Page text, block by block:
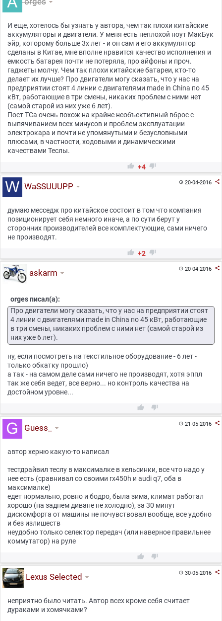
И еще, хотелось бы узнать у автора, чем так плохи китайские
аккумуляторы и двигатели. У меня есть неплохой ноут МакБук
эйр, которому больше 3х лет - и он сам и его аккумулятор
сделаны в Китае, мне вполне нравится качество исполнения и
емкость батарея почти не потеряла, про айфоны и проч.
гаджеты молчу. Чем так плохи китайские батареи, кто-то
делает их лучше? Про двигатели могу сказать, что у нас на
предприятии стоят 4 линии с двигателями made in China по 45
кВт, работающие в три смены, никаких проблем с ними нет
(самой старой из них уже 6 лет).
Пост ТСа очень похож на крайне необъективный вброс с
выпячиванием всех минусов и проблем эксплуатации
электрокара и почти не упомянутыми и безусловными
плюсами, в частности, ходовыми и динамическими
качествами Теслы.
 +4 
20-04-2016 
WaSSUUUPP
думаю месседж про китайское состоит в том что компания
позиционирует себя немного иначе, а по сути берут у
сторонних производителей все комплектующие, сами ничего
не производят.
 +2 
20-04-2016 
askarm
orges писал(а):
Про двигатели могу сказать, что у нас на предприятии стоят
4 линии с двигателями made in China по 45 кВт, работающие
в три смены, никаких проблем с ними нет (самой старой из
них уже 6 лет).
ну, если посмотреть на текстильное оборудование - 6 лет -
только обкатку прошло)
а так - на самом деле сами ничего не производят, хотя эппл
так же себя ведет, все верно... но контроль качества на
достойном уровне...
 
21-05-2016 
Guess_
автор херню какую-то написал
тестдрайвил теслу в максималке в хельсинки, все что надо у
нее есть (сравнивал со своими rx450h и audi q7, оба в
максималке)
едет нормально, ровно и бодро, была зима, климат работал
хорошо (на заднем диване не холодно), за 30 минут
дискомфорта от машины не почувствовал вообще, все удобно
и без излишеств
неудобно только селектор передач (или наверное правильнее
коммутатор) на руле
 
30-05-2016 
Lexus Selected
неприятно было читать. Автор всех кроме себя считает
дураками и хомячками?